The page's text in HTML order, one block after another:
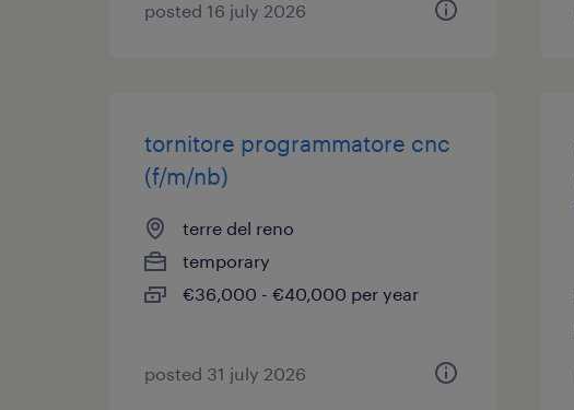
posted 16 july 2026
tornitore programmatore cnc
(f/m/nb)
terre del reno
temporary
€36,000 - €40,000 per year
posted 31 july 2026